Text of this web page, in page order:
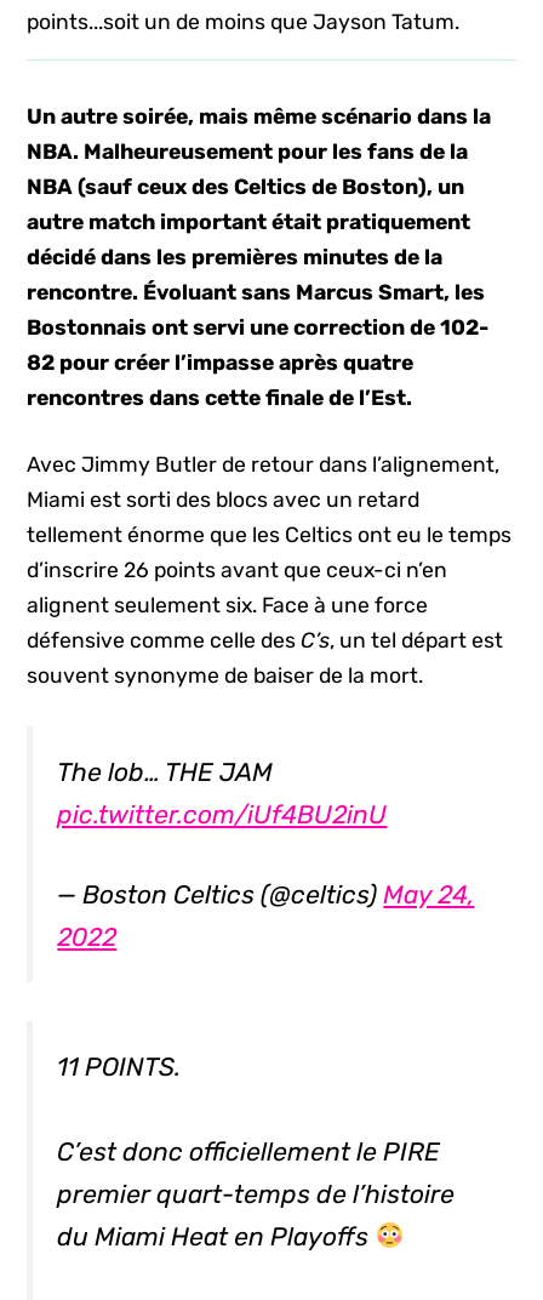
points...soit un de moins que Jayson Tatum.
Un autre soirée, mais même scénario dans la
NBA. Malheureusement pour les fans de la
NBA (sauf ceux des Celtics de Boston), un
autre match important était pratiquement
décidé dans les premières minutes de la
rencontre. Évoluant sans Marcus Smart, les
Bostonnais ont servi une correction de 102-
82 pour créer l’impasse après quatre
rencontres dans cette finale de l’Est.
Avec Jimmy Butler de retour dans l’alignement,
Miami est sorti des blocs avec un retard
tellement énorme que les Celtics ont eu le temps
d’inscrire 26 points avant que ceux-ci n’en
alignent seulement six. Face à une force
défensive comme celle desC’s, un tel départ est
souvent synonyme de baiser de la mort.
The lob… THE JAM
pic.twitter.com/iUf4BU2inU
— Boston Celtics (@celtics)May 24,
2022
11 POINTS.
C’est donc officiellement le PIRE
premier quart-temps de l’histoire
du Miami Heat en Playoffs